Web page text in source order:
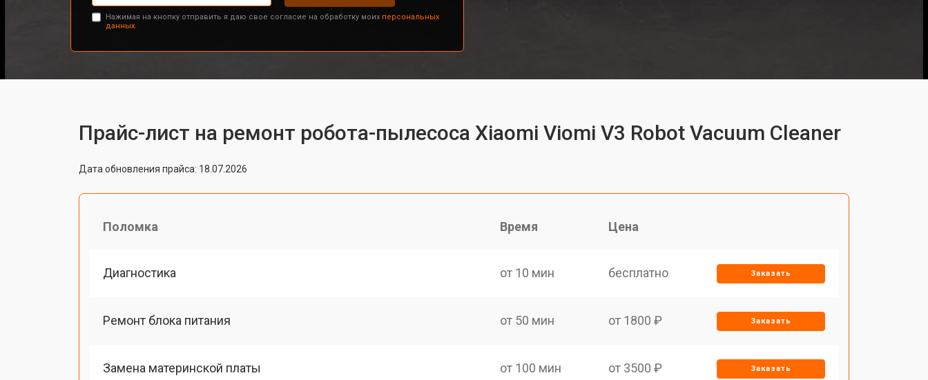
Нажимая на кнопку отправить я даю свое согласие на обработку моих персональных
данных.
Прайс-лист на ремонт робота-пылесоса Xiaomi Viomi V3 Robot Vacuum Cleaner
Дата обновления прайса: 18.07.2026
Поломка Время Цена
Диагностика от 10 мин бесплатно Заказать
Ремонт блока питания от 50 мин от 1800 ₽ Заказать
Замена материнской платы от 100 мин от 3500 ₽ Заказать